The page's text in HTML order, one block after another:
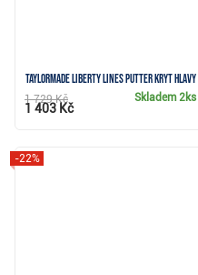
TaylorMade Liberty Lines Putter kryt hlavy
Skladem2ks
1 729 Kč
1 403 Kč
-22%